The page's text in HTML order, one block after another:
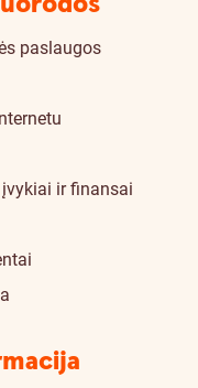
paslaugos
ir finansai